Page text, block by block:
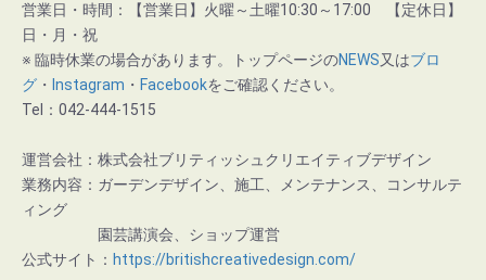
営業日・時間：【営業日】火曜～土曜10:30～17:00 【定休日】
日・月・祝
※ 臨時休業の場合があります。トップページのNEWS又はブロ
グ ・ Instagram ・ Facebookをご確認ください。
Tel：042-444-1515
運営会社：株式会社ブリティッシュクリエイティブデザイン
業務内容：ガーデンデザイン、施工、メンテナンス、コンサルテ
ィング
園芸講演会、ショップ運営
公式サイト： https://britishcreativedesign.com/